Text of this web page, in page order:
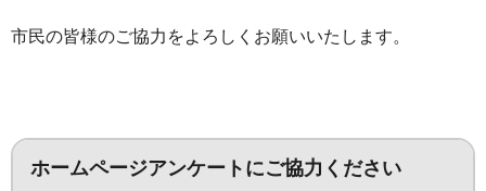
市民の皆様のご協力をよろしくお願いいたします。
ホームページアンケートにご協力ください